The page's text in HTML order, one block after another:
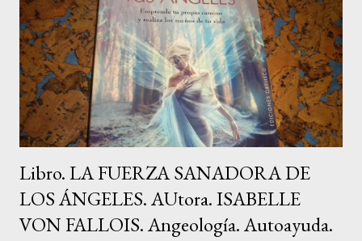
Libro. LA FUERZA SANADORA DE
LOS ÁNGELES. AUtora. ISABELLE
VON FALLOIS. Angeología. Autoayuda.